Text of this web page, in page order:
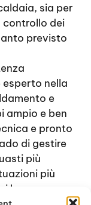
sia per
controllo dei
previsto
esperto nella
e
ampio e ben
e pronto
di gestire
più
più
lo